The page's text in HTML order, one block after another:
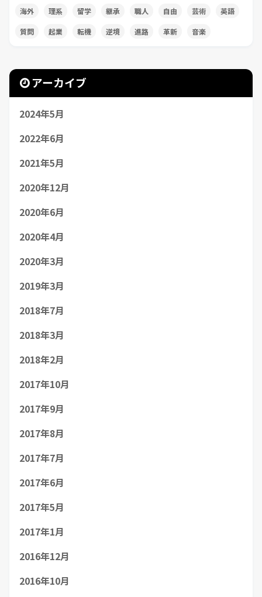
海外 理系 留学 継承 職人 自由 芸術 英語
質問 起業 転機 逆境 進路 革新 音楽
アーカイブ
2024年5月
2022年6月
2021年5月
2020年12月
2020年6月
2020年4月
2020年3月
2019年3月
2018年7月
2018年3月
2018年2月
2017年10月
2017年9月
2017年8月
2017年7月
2017年6月
2017年5月
2017年1月
2016年12月
2016年10月